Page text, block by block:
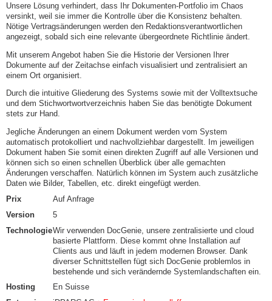
Unsere Lösung verhindert, dass Ihr Dokumenten-Portfolio im Chaos
versinkt, weil sie immer die Kontrolle über die Konsistenz behalten.
Nötige Vertragsänderungen werden den Redaktionsverantwortlichen
angezeigt, sobald sich eine relevante übergeordnete Richtlinie ändert.
Mit unserem Angebot haben Sie die Historie der Versionen Ihrer
Dokumente auf der Zeitachse einfach visualisiert und zentralisiert an
einem Ort organisiert.
Durch die intuitive Gliederung des Systems sowie mit der Volltextsuche
und dem Stichwortwortverzeichnis haben Sie das benötigte Dokument
stets zur Hand.
Jegliche Änderungen an einem Dokument werden vom System
automatisch protokolliert und nachvollziehbar dargestellt. Im jeweiligen
Dokument haben Sie somit einen direkten Zugriff auf alle Versionen und
können sich so einen schnellen Überblick über alle gemachten
Änderungen verschaffen. Natürlich können im System auch zusätzliche
Daten wie Bilder, Tabellen, etc. direkt eingefügt werden.
Prix
Auf Anfrage
Version
5
TechnologieWir verwenden DocGenie, unsere zentralisierte und cloud
basierte Plattform. Diese kommt ohne Installation auf
Clients aus und läuft in jedem modernen Browser. Dank
diverser Schnittstellen fügt sich DocGenie problemlos in
bestehende und sich verändernde Systemlandschaften ein.
Hosting
En Suisse